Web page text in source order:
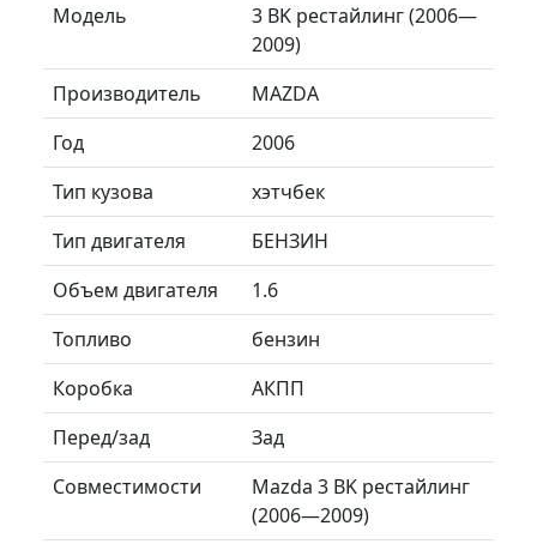
Модель
3 BK рестайлинг (2006—
2009)
Производитель
MAZDA
Год
2006
Тип кузова
хэтчбек
Тип двигателя
БЕНЗИН
Объем двигателя
1.6
Топливо
бензин
Коробка
АКПП
Перед/зад
Зад
Совместимости
Mazda 3 BK рестайлинг
(2006—2009)